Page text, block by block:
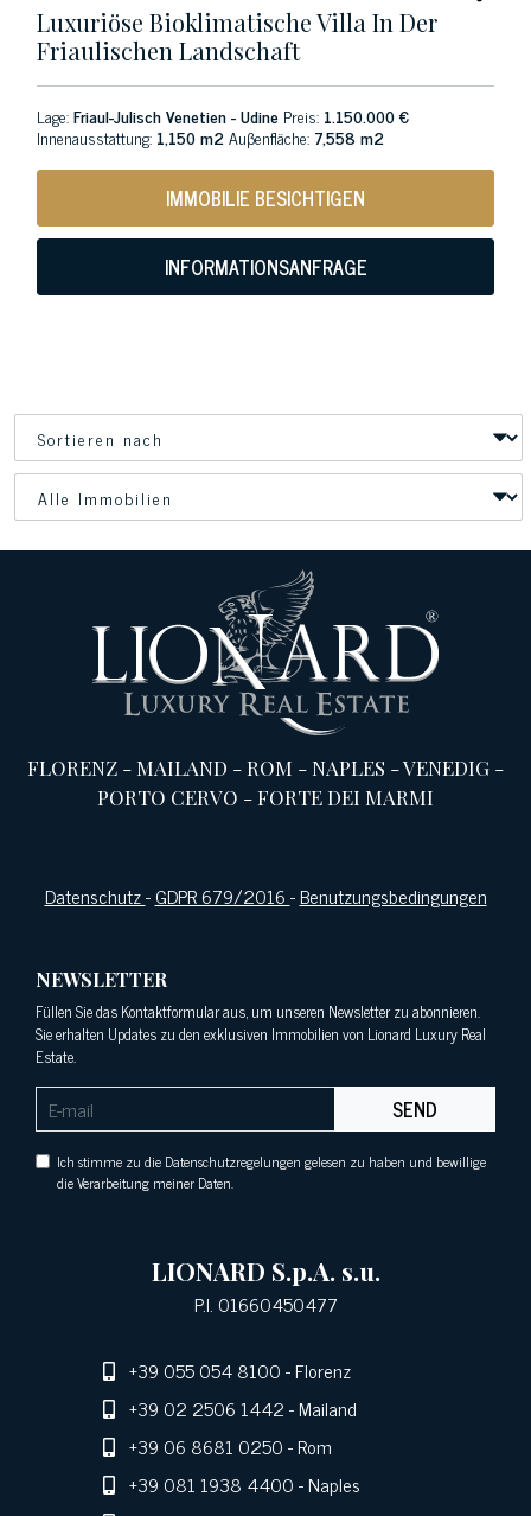
Luxuriöse Bioklimatische Villa In Der
Friaulischen Landschaft
Lage:Friaul-Julisch Venetien - Udine Preis: 1.150.000 €
Innenausstattung: 1,150 m2Auβenfläche: 7,558 m2
IMMOBILIE BESICHTIGEN
INFORMATIONSANFRAGE
FLORENZ -MAILAND -ROM -NAPLES -VENEDIG -
PORTO CERVO -FORTE DEI MARMI
Datenschutz-GDPR 679/2016-Benutzungsbedingungen
NEWSLETTER
Füllen Sie das Kontaktformular aus, um unseren Newsletter zu abonnieren.
Sie erhalten Updates zu den exklusiven Immobilien von Lionard Luxury Real
Estate.
SEND
Ich stimme zu die Datenschutzregelungen gelesen zu haben und bewillige
die Verarbeitung meiner Daten.
LIONARD S.p.A. s.u.
P.I. 01660450477
+39 055 054 8100- Florenz
+39 02 2506 1442- Mailand
+39 06 8681 0250- Rom
+39 081 1938 4400- Naples